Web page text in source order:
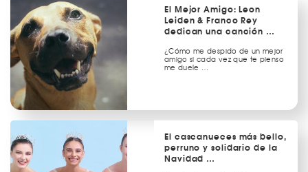
El Mejor Amigo: Leon
Leiden & Franco Rey
dedican una canción …
¿Cómo me despido de un mejor
amigo si cada vez que te pienso
me duele …
El cascanueces más bello,
perruno y solidario de la
Navidad …